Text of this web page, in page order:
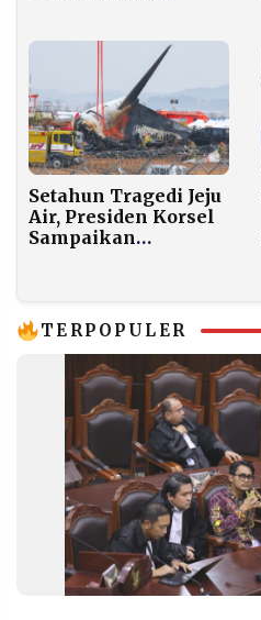
Tumpahan Minyak
di Teluk
Setahun Tragedi Jeju
Air, Presiden Korsel
Sampaikan
TERPOPULER